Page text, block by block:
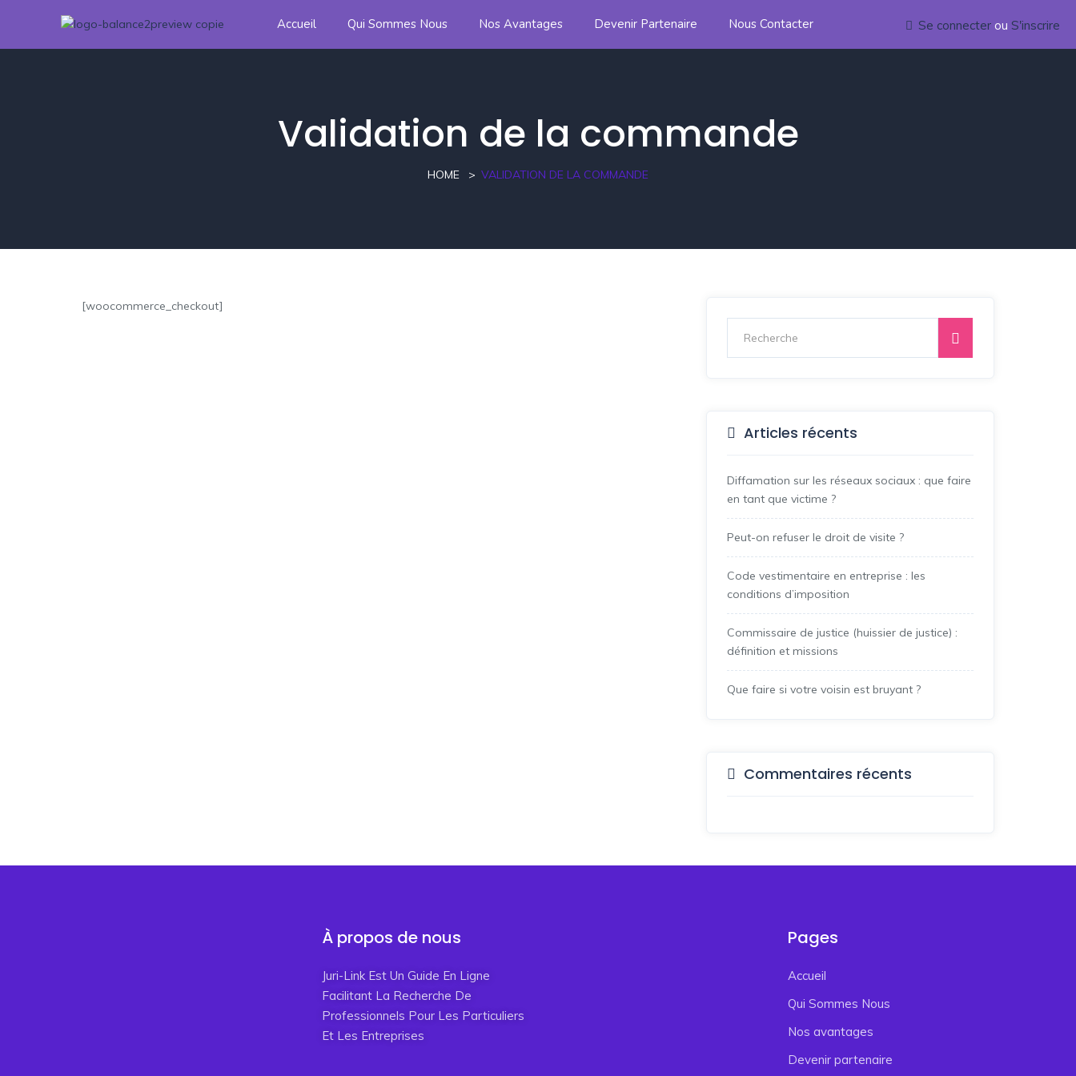
Accueil Qui Sommes Nous Nos Avantages Devenir Partenaire Nous Contacter Se connecter ou S'inscrire
Validation de la commande
HOME VALIDATION DE LA COMMANDE
[woocommerce_checkout]
Articles récents
Diffamation sur les réseaux sociaux : que faire
en tant que victime ?
Peut-on refuser le droit de visite ?
Code vestimentaire en entreprise : les
conditions d’imposition
Commissaire de justice (huissier de justice) :
définition et missions
Que faire si votre voisin est bruyant ?
Commentaires récents
À propos de nous
Juri-Link Est Un Guide En Ligne
Facilitant La Recherche De
Professionnels Pour Les Particuliers
Et Les Entreprises
Pages
Accueil
Qui Sommes Nous
Nos avantages
Devenir partenaire